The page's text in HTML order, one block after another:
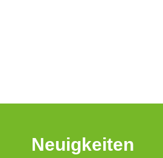
Neuigkeiten